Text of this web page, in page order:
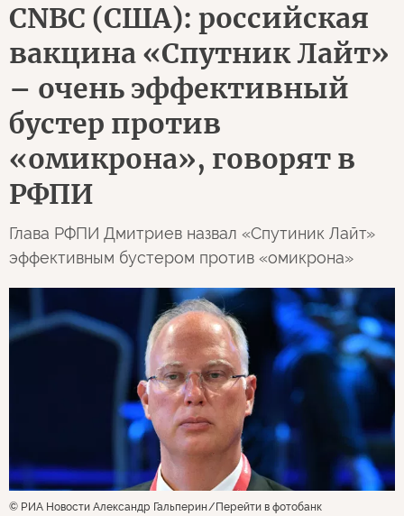
CNBC (США): российская
вакцина «Спутник Лайт»
– очень эффективный
бустер против
«омикрона», говорят в
РФПИ
Глава РФПИ Дмитриев назвал «Спутиник Лайт»
эффективным бустером против «омикрона»
© РИА Новости Александр Гальперин Перейти в фотобанк